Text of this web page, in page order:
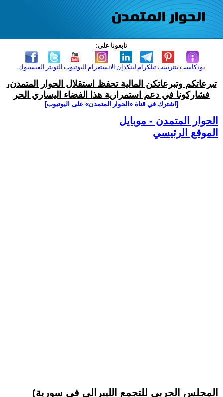
تابعونا على:
الفيسبوك التويتر اليوتيوب الانستغرام لينكدإن تيلكرامبنترست بودكاست
تبرعاتكم وتبرعاتكن المالية تحفظ استقلال الحوار المتمدن،
فشاركونا في دعم استمرارية هذا الفضاء اليساري الحر
[اشترك في قناة ‫«الحوار المتمدن» على اليوتيوب]
الحوار المتمدن - موبايل
الموقع الرئيسي
(المجلس الحربي للتجمع الليبرالي في سورية